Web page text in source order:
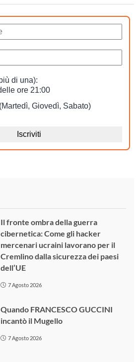
Il fronte ombra della guerra
cibernetica: Come gli hacker
mercenari ucraini lavorano per il
Cremlino dalla sicurezza dei paesi
dell’UE
7 Agosto 2026
Quando FRANCESCO GUCCINI
incantò il Mugello
7 Agosto 2026